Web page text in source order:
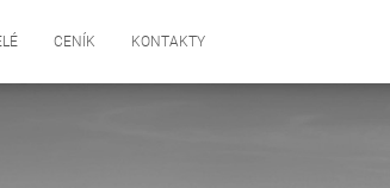
CENÍK KONTAKTY